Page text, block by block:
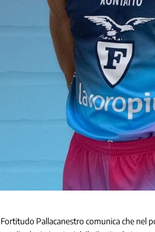
Fortitudo Pallacanestro comunica che nel